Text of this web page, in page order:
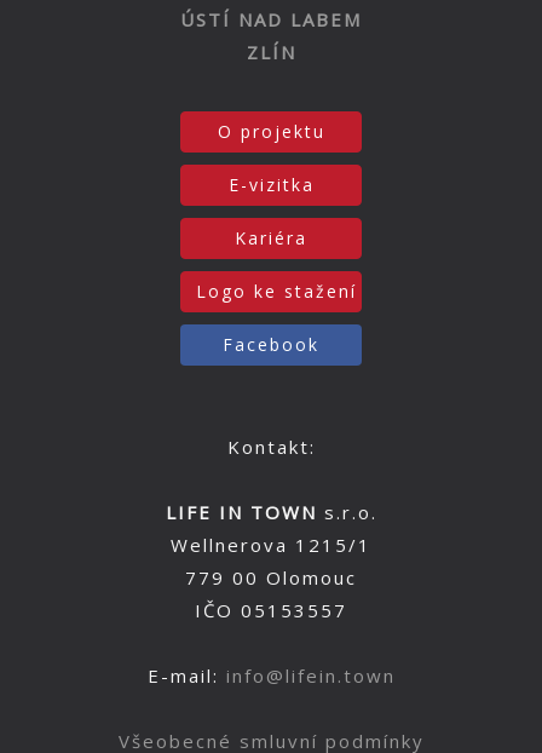
ÚSTÍ NAD LABEM
ZLÍN
O projektu
E-vizitka
Kariéra
Logo ke stažení
Facebook
Kontakt:
LIFE IN TOWN s.r.o.
Wellnerova 1215/1
779 00 Olomouc
IČO 05153557
E-mail: info@lifein.town
Všeobecné smluvní podmínky